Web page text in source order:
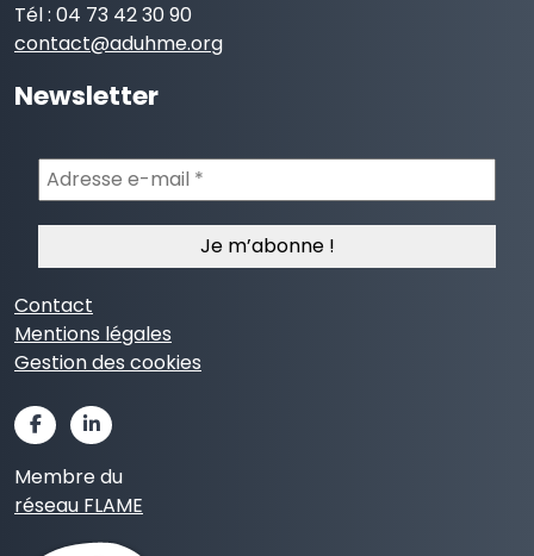
Tél : 04 73 42 30 90
contact@aduhme.org
Newsletter
Adresse
e-
mail
Contact
Mentions légales
Gestion des cookies
Membre du
réseau FLAME